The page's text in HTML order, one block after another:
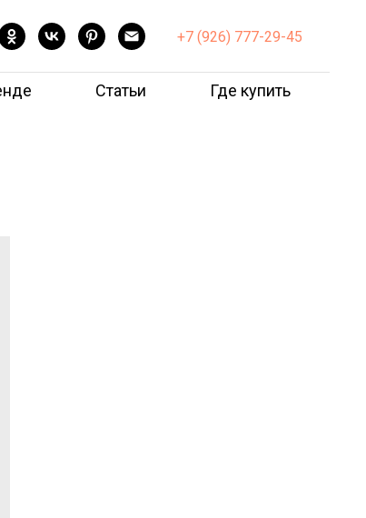
+7 (926) 777-29-45
Статьи
Где купить